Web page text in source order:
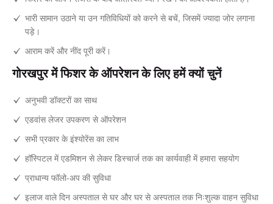
भारी सामान उठाने या उन गतिविधियों को करने से बचें, जिसमें ज्यादा जोर लगाना
पड़े।
आराम करें और नींद पूरी करें।
गोरखपुर में फिशर के ऑपरेशन के लिए हमें क्यों चुनें
अनुभवी डॉक्टरों का साथ
एडवांस लेजर उपकरण से ऑपरेशन
सभी प्रकार के इंश्योरेंस का लाभ
हॉस्पिटल में एडमिशन से लेकर डिस्चार्ज तक का कार्यवाही में हमारा सहयोग
प्राधान्य फॉलो-अप की सुविधा
इलाज वाले दिन अस्पताल से घर और घर से अस्पताल तक निःशुल्क वाहन सुविधा